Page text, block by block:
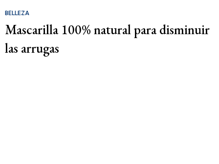
BELLEZA
Mascarilla 100% natural para disminuir
las arrugas